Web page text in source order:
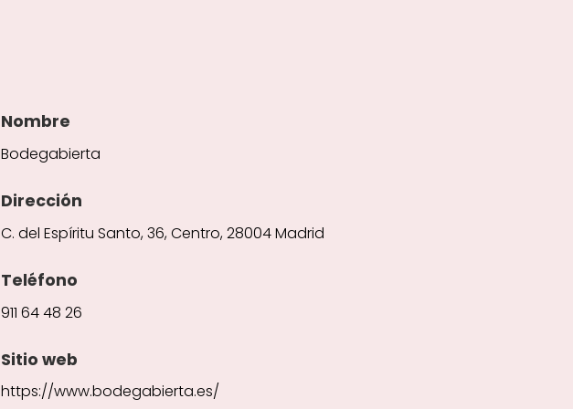
Nombre
Bodegabierta
Dirección
C. del Espíritu Santo, 36, Centro, 28004 Madrid
Teléfono
911 64 48 26
Sitio web
https://www.bodegabierta.es/